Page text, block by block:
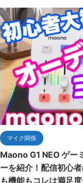
マイク関係
Maono G1 NEO ゲー
ーを紹介！配信初心
も機能もコレは満足度